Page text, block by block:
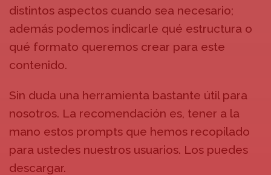
distintos aspectos cuando sea necesario;
además podemos indicarle qué estructura o
qué formato queremos crear para este
contenido.
Sin duda una herramienta bastante útil para
nosotros. La recomendación es, tener a la
mano estos prompts que hemos recopilado
para ustedes nuestros usuarios. Los puedes
descargar.